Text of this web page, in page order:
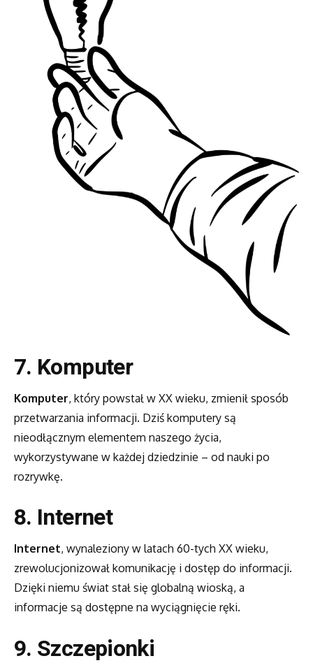
7. Komputer
Komputer, który powstał w XX wieku, zmienił sposób
przetwarzania informacji. Dziś komputery są
nieodłącznym elementem naszego życia,
wykorzystywane w każdej dziedzinie – od nauki po
rozrywkę.
8. Internet
Internet, wynaleziony w latach 60-tych XX wieku,
zrewolucjonizował komunikację i dostęp do informacji.
Dzięki niemu świat stał się globalną wioską, a
informacje są dostępne na wyciągnięcie ręki.
9. Szczepionki